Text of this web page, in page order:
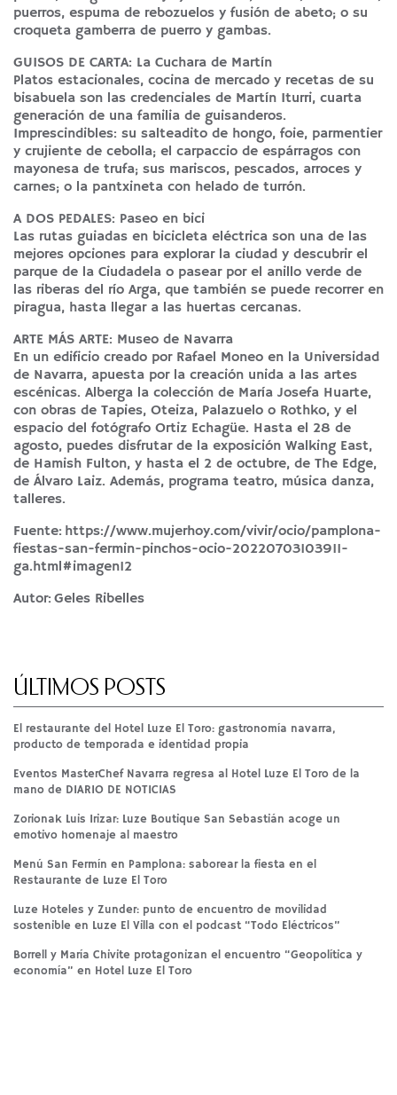
puerros, espuma de rebozuelos y fusión de abeto; o su
croqueta gamberra de puerro y gambas.
GUISOS DE CARTA: La Cuchara de Martín
Platos estacionales, cocina de mercado y recetas de su
bisabuela son las credenciales de Martín Iturri, cuarta
generación de una familia de guisanderos.
Imprescindibles: su salteadito de hongo, foie, parmentier
y crujiente de cebolla; el carpaccio de espárragos con
mayonesa de trufa; sus mariscos, pescados, arroces y
carnes; o la pantxineta con helado de turrón.
A DOS PEDALES: Paseo en bici
Las rutas guiadas en bicicleta eléctrica son una de las
mejores opciones para explorar la ciudad y descubrir el
parque de la Ciudadela o pasear por el anillo verde de
las riberas del río Arga, que también se puede recorrer en
piragua, hasta llegar a las huertas cercanas.
ARTE MÁS ARTE: Museo de Navarra
En un edificio creado por Rafael Moneo en la Universidad
de Navarra, apuesta por la creación unida a las artes
escénicas. Alberga la colección de María Josefa Huarte,
con obras de Tapies, Oteiza, Palazuelo o Rothko, y el
espacio del fotógrafo Ortiz Echagüe. Hasta el 28 de
agosto, puedes disfrutar de la exposición Walking East,
de Hamish Fulton, y hasta el 2 de octubre, de The Edge,
de Álvaro Laiz. Además, programa teatro, música danza,
talleres.
Fuente: https://www.mujerhoy.com/vivir/ocio/pamplona-
fiestas-san-fermin-pinchos-ocio-20220703103911-
ga.html#imagen12
Autor: Geles Ribelles
ÚLTIMOS POSTS
El restaurante del Hotel Luze El Toro: gastronomía navarra,
producto de temporada e identidad propia
Eventos MasterChef Navarra regresa al Hotel Luze El Toro de la
mano de DIARIO DE NOTICIAS
Zorionak Luis Irizar: Luze Boutique San Sebastián acoge un
emotivo homenaje al maestro
Menú San Fermín en Pamplona: saborear la fiesta en el
Restaurante de Luze El Toro
Luze Hoteles y Zunder: punto de encuentro de movilidad
sostenible en Luze El Villa con el podcast “Todo Eléctricos”
Borrell y María Chivite protagonizan el encuentro “Geopolítica y
economía” en Hotel Luze El Toro